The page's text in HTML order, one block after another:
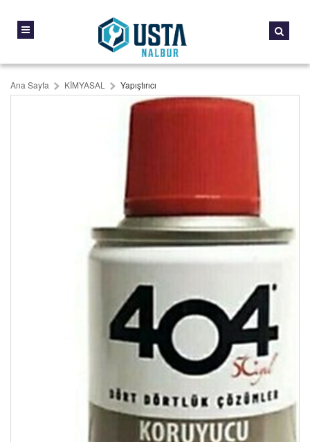
Ana Sayfa KİMYASAL Yapıştırıcı